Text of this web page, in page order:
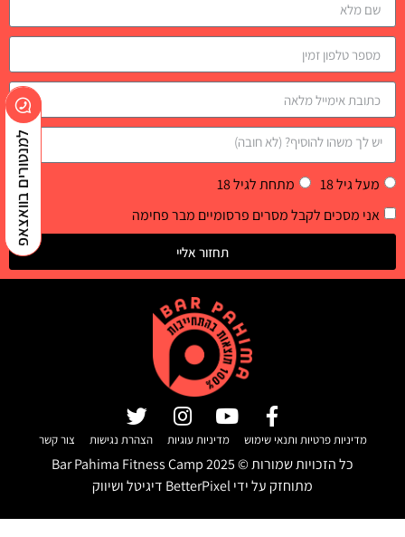
מעל גיל 18
מתחת לגיל 18
אני מסכים לקבל מסרים פרסומיים מבר פחימה
תחזור אליי
מדיניות פרטיות ותנאי שימוש מדיניות עוגיות הצהרת נגישות צור קשר
כל הזכויות שמורות © Bar Pahima Fitness Camp2025
מתוחזק על ידיBetterPixel דיגיטל ושיווק
למנטורים בוואצאפ